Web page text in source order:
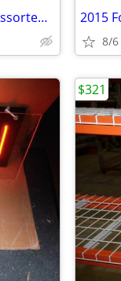
Book Binding Machine by IBICO and Assorted Spines/Rings 2015
8/6
$321